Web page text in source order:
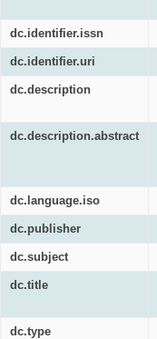
dc.identifier.issn
dc.identifier.uri
dc.description
dc.description.abstract
dc.language.iso
dc.publisher
dc.subject
dc.title
dc.type